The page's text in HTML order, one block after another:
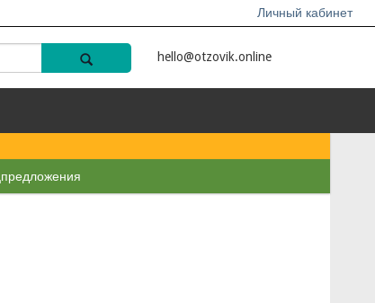
Личный кабинет
hello@otzovik.online